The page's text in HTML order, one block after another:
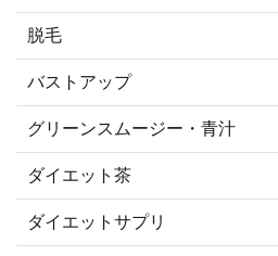
脱毛
バストアップ
グリーンスムージー・青汁
ダイエット茶
ダイエットサプリ